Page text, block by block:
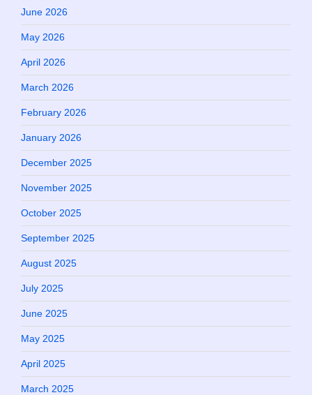
June 2026
May 2026
April 2026
March 2026
February 2026
January 2026
December 2025
November 2025
October 2025
September 2025
August 2025
July 2025
June 2025
May 2025
April 2025
March 2025